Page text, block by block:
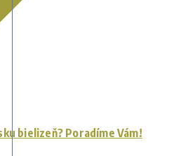
bielizeň? Poradíme Vám!